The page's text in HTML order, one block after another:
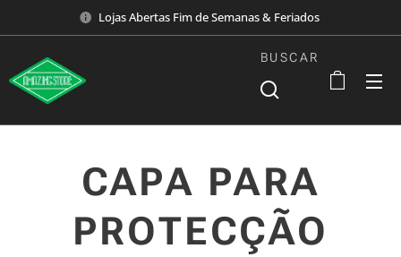
Lojas Abertas Fim de Semanas & Feriados
BUSCAR
CAPA PARA
PROTECÇÃO